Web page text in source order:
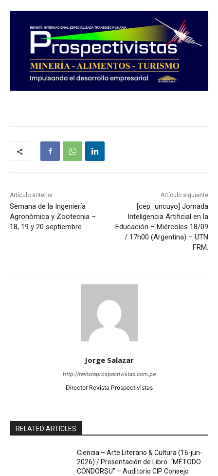
Artículo anterior
Semana de la Ingeniería
Agronómica y Zootecnia –
18, 19 y 20 septiembre.
Artículo siguiente
[cep_uncuyo] Jornada
Inteligencia Artificial en la
Educación – Miércoles 18/09
/ 17h00 (Argentina) – UTN
FRM.
Jorge Salazar
http://revistaprospectivistas.com.pe
Director Revista Prospectivistas
RELATED ARTICLES
Ciencia – Arte Literario & Cultura (16-jun-
2026) / Presentación de Libro: “MÉTODO
CÓNDORSU” – Auditorio CIP Consejo